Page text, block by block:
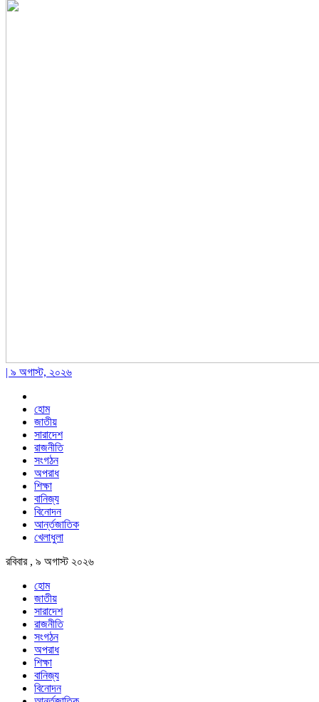
| ৯ অগাস্ট, ২০২৬
হোম
জাতীয়
সারাদেশ
রাজনীতি
সংগঠন
অপরাধ
শিক্ষা
বানিজ্য
বিনোদন
আর্ন্তজাতিক
খেলাধুলা
রবিবার , ৯ অগাস্ট ২০২৬
হোম
জাতীয়
সারাদেশ
রাজনীতি
সংগঠন
অপরাধ
শিক্ষা
বানিজ্য
বিনোদন